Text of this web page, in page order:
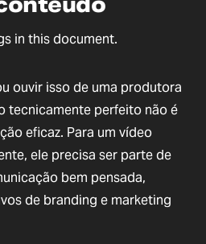
in this document.
ouvir isso de uma produtora
tecnicamente perfeito não é
eficaz. Para um vídeo
ele precisa ser parte de
bem pensada,
de branding e marketing